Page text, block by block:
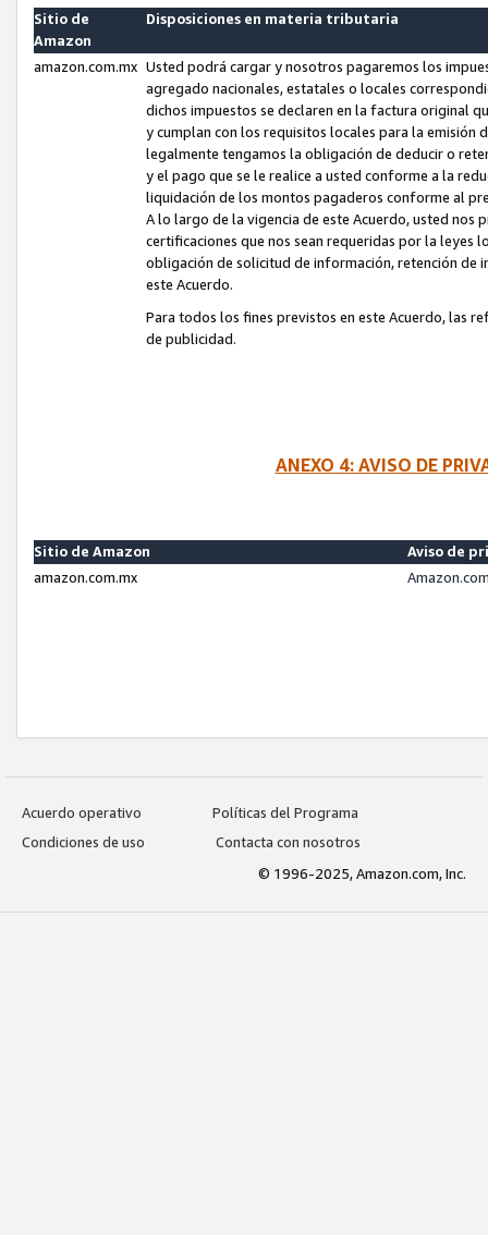
Sitio de
Amazon
Disposiciones en materia tributaria
amazon.com.mx Usted podrá cargar y nosotros pagaremos los
agregado nacionales, estatales o locales
dichos impuestos se declaren en la factura original
y cumplan con los requisitos locales para la emisión
legalmente tengamos la obligación de deducir o
y el pago que se le realice a usted conforme a la
liquidación de los montos pagaderos conforme al
A lo largo de la vigencia de este Acuerdo, usted
certificaciones que nos sean requeridas por la leyes
obligación de solicitud de información, retención de
este Acuerdo.
Para todos los fines previstos en este Acuerdo, las
de publicidad.
ANEXO 4: AVISO DE
Sitio de Amazon
Aviso de
amazon.com.mx
Acuerdo operativo
Políticas del Programa
Condiciones de uso
Contacta con nosotros
© 1996-2025, Amazon.com, Inc.